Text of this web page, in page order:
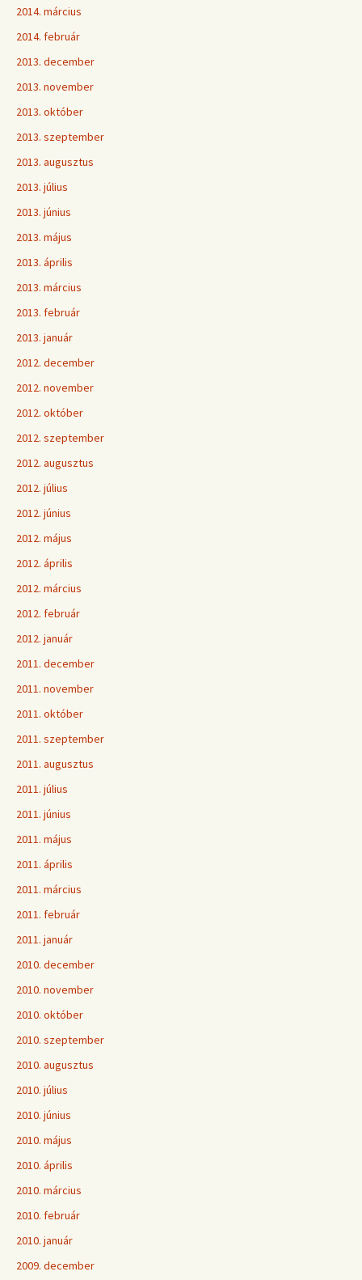
2014. március
2014. február
2013. december
2013. november
2013. október
2013. szeptember
2013. augusztus
2013. július
2013. június
2013. május
2013. április
2013. március
2013. február
2013. január
2012. december
2012. november
2012. október
2012. szeptember
2012. augusztus
2012. július
2012. június
2012. május
2012. április
2012. március
2012. február
2012. január
2011. december
2011. november
2011. október
2011. szeptember
2011. augusztus
2011. július
2011. június
2011. május
2011. április
2011. március
2011. február
2011. január
2010. december
2010. november
2010. október
2010. szeptember
2010. augusztus
2010. július
2010. június
2010. május
2010. április
2010. március
2010. február
2010. január
2009. december